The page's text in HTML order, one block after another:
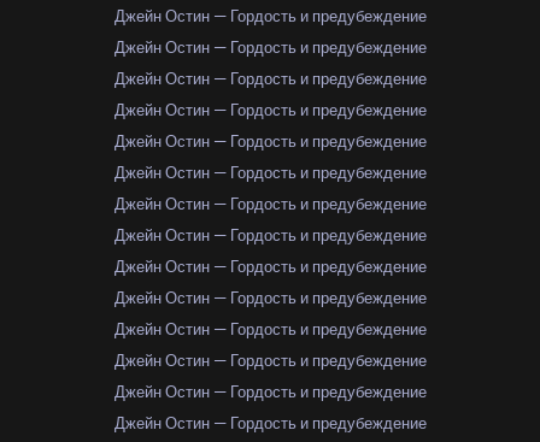
Джейн Остин — Гордость и предубеждение
Джейн Остин — Гордость и предубеждение
Джейн Остин — Гордость и предубеждение
Джейн Остин — Гордость и предубеждение
Джейн Остин — Гордость и предубеждение
Джейн Остин — Гордость и предубеждение
Джейн Остин — Гордость и предубеждение
Джейн Остин — Гордость и предубеждение
Джейн Остин — Гордость и предубеждение
Джейн Остин — Гордость и предубеждение
Джейн Остин — Гордость и предубеждение
Джейн Остин — Гордость и предубеждение
Джейн Остин — Гордость и предубеждение
Джейн Остин — Гордость и предубеждение